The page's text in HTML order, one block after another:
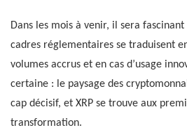
Dans les mois à venir, il sera
cadres réglementaires se traduisent
volumes accrus et en cas d’usage
certaine : le paysage des
cap décisif, et XRP se trouve aux
transformation.